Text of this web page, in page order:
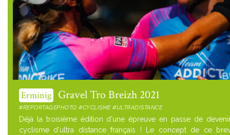
Erminig Gravel Tro Breizh 2021
#REPORTAGEPHOTO #CYCLISME #ULTRADISTANCE
Déjà la troisième édition d'une épreuve en passe de
cyclisme d'ultra distance français ! Le concept de ce